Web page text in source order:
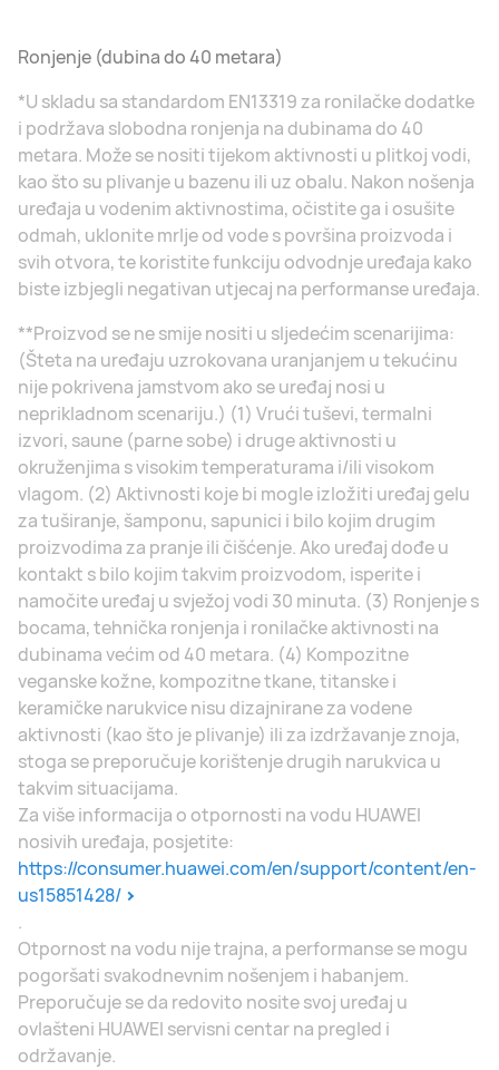
Ronjenje (dubina do 40 metara)
*U skladu sa standardom EN13319 za ronilačke dodatke
i podržava slobodna ronjenja na dubinama do 40
metara. Može se nositi tijekom aktivnosti u plitkoj vodi,
kao što su plivanje u bazenu ili uz obalu. Nakon nošenja
uređaja u vodenim aktivnostima, očistite ga i osušite
odmah, uklonite mrlje od vode s površina proizvoda i
svih otvora, te koristite funkciju odvodnje uređaja kako
biste izbjegli negativan utjecaj na performanse uređaja.
**Proizvod se ne smije nositi u sljedećim scenarijima:
(Šteta na uređaju uzrokovana uranjanjem u tekućinu
nije pokrivena jamstvom ako se uređaj nosi u
neprikladnom scenariju.) (1) Vrući tuševi, termalni
izvori, saune (parne sobe) i druge aktivnosti u
okruženjima s visokim temperaturama i/ili visokom
vlagom. (2) Aktivnosti koje bi mogle izložiti uređaj gelu
za tuširanje, šamponu, sapunici i bilo kojim drugim
proizvodima za pranje ili čišćenje. Ako uređaj dođe u
kontakt s bilo kojim takvim proizvodom, isperite i
namočite uređaj u svježoj vodi 30 minuta. (3) Ronjenje s
bocama, tehnička ronjenja i ronilačke aktivnosti na
dubinama većim od 40 metara. (4) Kompozitne
veganske kožne, kompozitne tkane, titanske i
keramičke narukvice nisu dizajnirane za vodene
aktivnosti (kao što je plivanje) ili za izdržavanje znoja,
stoga se preporučuje korištenje drugih narukvica u
takvim situacijama.
Za više informacija o otpornosti na vodu HUAWEI
nosivih uređaja, posjetite:
https://consumer.huawei.com/en/support/content/en-
us15851428/
.
Otpornost na vodu nije trajna, a performanse se mogu
pogoršati svakodnevnim nošenjem i habanjem.
Preporučuje se da redovito nosite svoj uređaj u
ovlašteni HUAWEI servisni centar na pregled i
održavanje.